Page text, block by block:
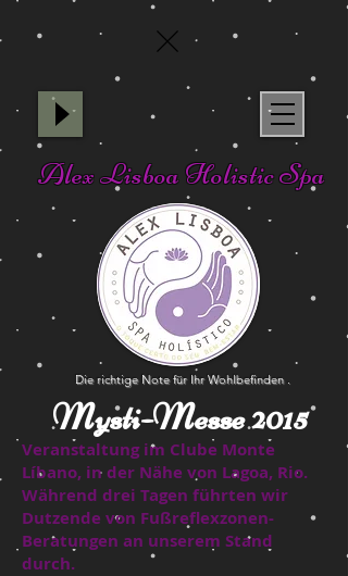
Alex Lisboa Holistic Spa
Die richtige Note für Ihr Wohlbefinden .
Mysti-Messe 2015
Veranstaltung im Clube Monte
Líbano, in der Nähe von Lagoa, Rio.
Während drei Tagen führten wir
Dutzende von Fußreflexzonen-
Beratungen an unserem Stand
durch.